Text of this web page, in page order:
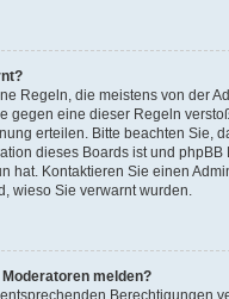
Regeln, die meistens von der
gegen eine dieser Regeln
erteilen. Bitte beachten Sie,
dieses Boards ist und phpBB
hat. Kontaktieren Sie einen
wieso Sie verwarnt wurden.
melden?
Berechtigungen